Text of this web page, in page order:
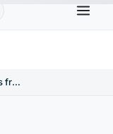
0,9995 $US
Les restrictions bancaires freinent les investisseurs dans les crypto-monnaies Royaume-Uni